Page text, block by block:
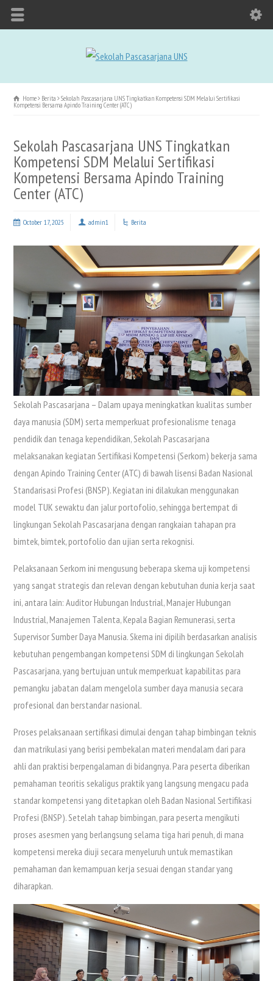
Home Berita Sekolah Pascasarjana UNS Tingkatkan Kompetensi SDM Melalui Sertifikasi
Kompetensi Bersama Apindo Training Center (ATC)
Sekolah Pascasarjana UNS Tingkatkan
Kompetensi SDM Melalui Sertifikasi
Kompetensi Bersama Apindo Training
Center (ATC)
October 17, 2025 admin1 Berita
Sekolah Pascasarjana – Dalam upaya meningkatkan kualitas sumber
daya manusia (SDM) serta memperkuat profesionalisme tenaga
pendidik dan tenaga kependidikan, Sekolah Pascasarjana
melaksanakan kegiatan Sertifikasi Kompetensi (Serkom) bekerja sama
dengan Apindo Training Center (ATC) di bawah lisensi Badan Nasional
Standarisasi Profesi (BNSP). Kegiatan ini dilakukan menggunakan
model TUK sewaktu dan jalur portofolio, sehingga bertempat di
lingkungan Sekolah Pascasarjana dengan rangkaian tahapan pra
bimtek, bimtek, portofolio dan ujian serta rekognisi.
Pelaksanaan Serkom ini mengusung beberapa skema uji kompetensi
yang sangat strategis dan relevan dengan kebutuhan dunia kerja saat
ini, antara lain: Auditor Hubungan Industrial, Manajer Hubungan
Industrial, Manajemen Talenta, Kepala Bagian Remunerasi, serta
Supervisor Sumber Daya Manusia. Skema ini dipilih berdasarkan analisis
kebutuhan pengembangan kompetensi SDM di lingkungan Sekolah
Pascasarjana, yang bertujuan untuk memperkuat kapabilitas para
pemangku jabatan dalam mengelola sumber daya manusia secara
profesional dan berstandar nasional.
Proses pelaksanaan sertifikasi dimulai dengan tahap bimbingan teknis
dan matrikulasi yang berisi pembekalan materi mendalam dari para
ahli dan praktisi berpengalaman di bidangnya. Para peserta diberikan
pemahaman teoritis sekaligus praktik yang langsung mengacu pada
standar kompetensi yang ditetapkan oleh Badan Nasional Sertifikasi
Profesi (BNSP). Setelah tahap bimbingan, para peserta mengikuti
proses asesmen yang berlangsung selama tiga hari penuh, di mana
kompetensi mereka diuji secara menyeluruh untuk memastikan
pemahaman dan kemampuan kerja sesuai dengan standar yang
diharapkan.